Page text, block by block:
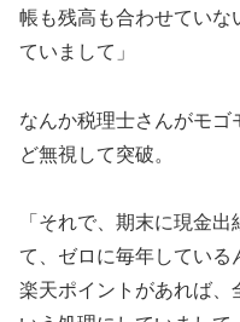
帳も残高も合わせていな
ていまして」
なんか税理士さんがモ
ど無視して突破。
「それで、期末に現金
て、ゼロに毎年している
楽天ポイントがあれば、